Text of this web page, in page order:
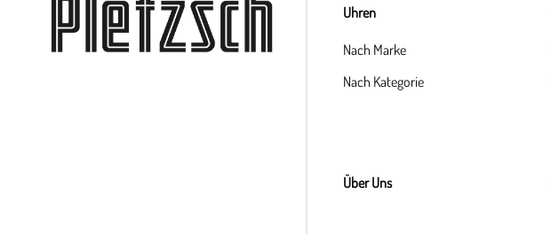
Uhren
Nach Marke
Nach Kategorie
Über Uns